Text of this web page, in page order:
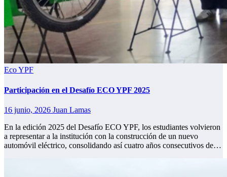
Eco YPF
Participación en el Desafío ECO YPF 2025
16 junio, 2026 Juan Lamas
En la edición 2025 del Desafío ECO YPF, los estudiantes volvieron
a representar a la institución con la construcción de un nuevo
automóvil eléctrico, consolidando así cuatro años consecutivos de…